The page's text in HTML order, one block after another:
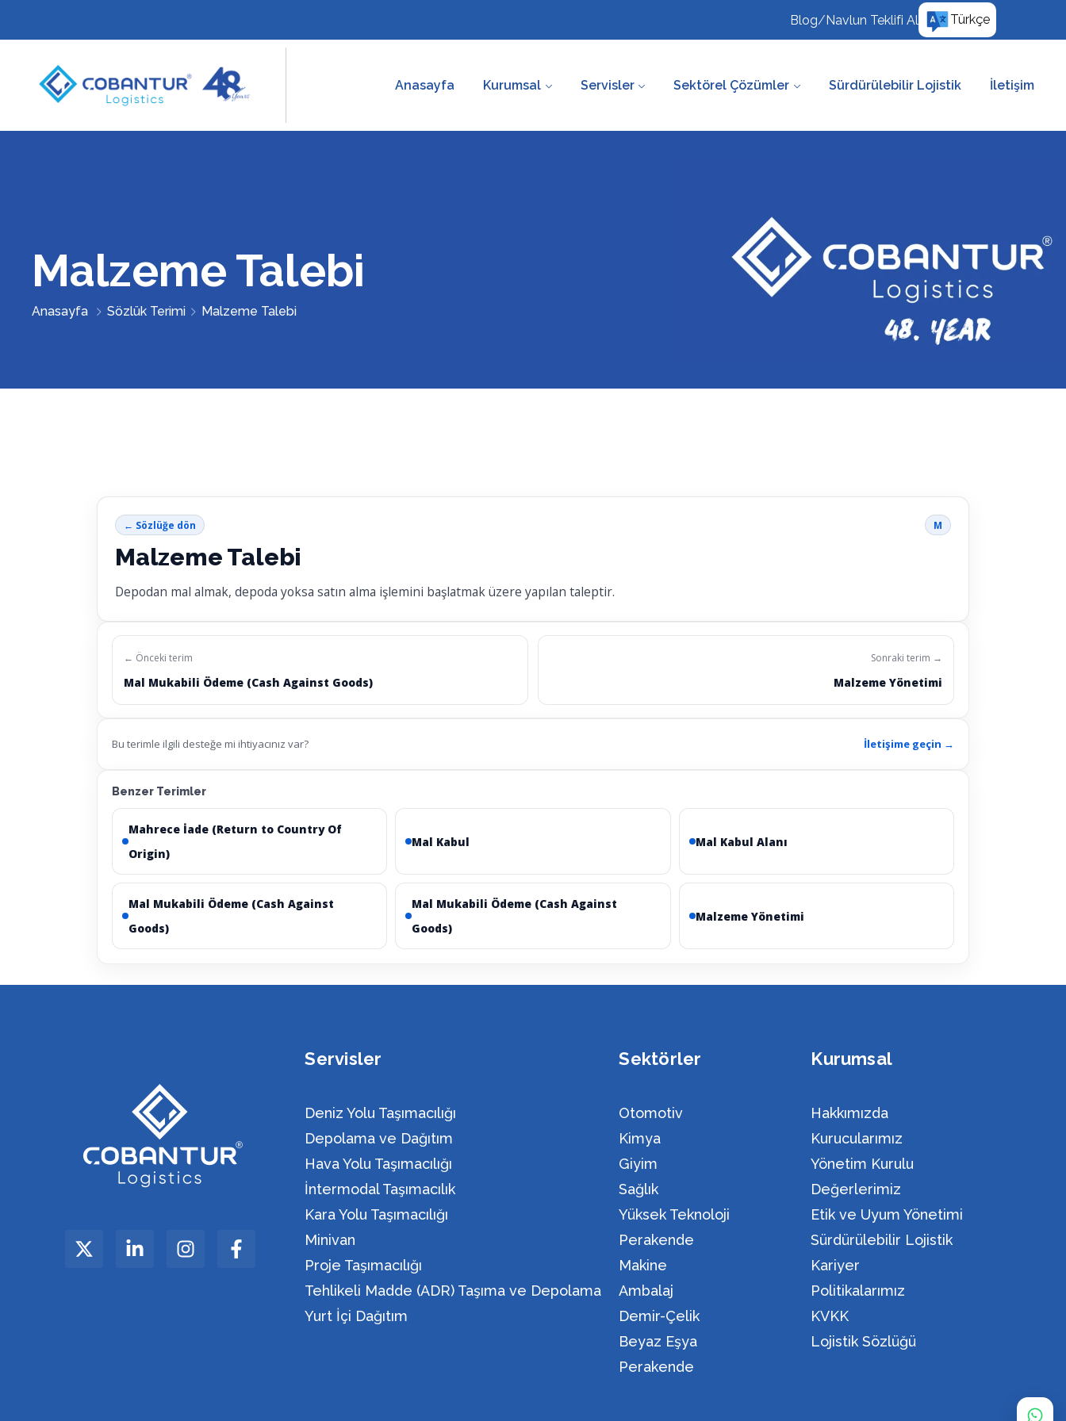
Blog/Navlun Teklifi Al Türkçe
Anasayfa Kurumsal Servisler Sektörel Çözümler Sürdürülebilir Lojistik İletişim
Malzeme Talebi
Anasayfa Sözlük Terimi Malzeme Talebi
← Sözlüğe dön M
Malzeme Talebi
Depodan mal almak, depoda yoksa satın alma işlemini başlatmak üzere yapılan taleptir.
← Önceki terim
Mal Mukabili Ödeme (Cash Against Goods)
Sonraki terim →
Malzeme Yönetimi
Bu terimle ilgili desteğe mi ihtiyacınız var? İletişime geçin →
Benzer Terimler
Mahrece İade (Return to Country Of
Origin)
Mal Kabul Mal Kabul Alanı
Mal Mukabili Ödeme (Cash Against
Goods)
Mal Mukabili Ödeme (Cash Against
Goods)
Malzeme Yönetimi
Servisler
Deniz Yolu Taşımacılığı
Depolama ve Dağıtım
Hava Yolu Taşımacılığı
İntermodal Taşımacılık
Kara Yolu Taşımacılığı
Minivan
Proje Taşımacılığı
Tehlikeli Madde (ADR) Taşıma ve Depolama
Yurt İçi Dağıtım
Sektörler
Otomotiv
Kimya
Giyim
Sağlık
Yüksek Teknoloji
Perakende
Makine
Ambalaj
Demir-Çelik
Beyaz Eşya
Perakende
Kurumsal
Hakkımızda
Kurucularımız
Yönetim Kurulu
Değerlerimiz
Etik ve Uyum Yönetimi
Sürdürülebilir Lojistik
Kariyer
Politikalarımız
KVKK
Lojistik Sözlüğü